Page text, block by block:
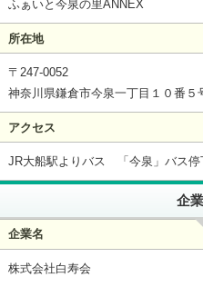
ふぁいと今泉の里ANNEX
所在地
〒247-0052
神奈川県鎌倉市今泉一丁目１０番５
アクセス
JR大船駅よりバス 「今泉」バス停
企
企業名
株式会社白寿会